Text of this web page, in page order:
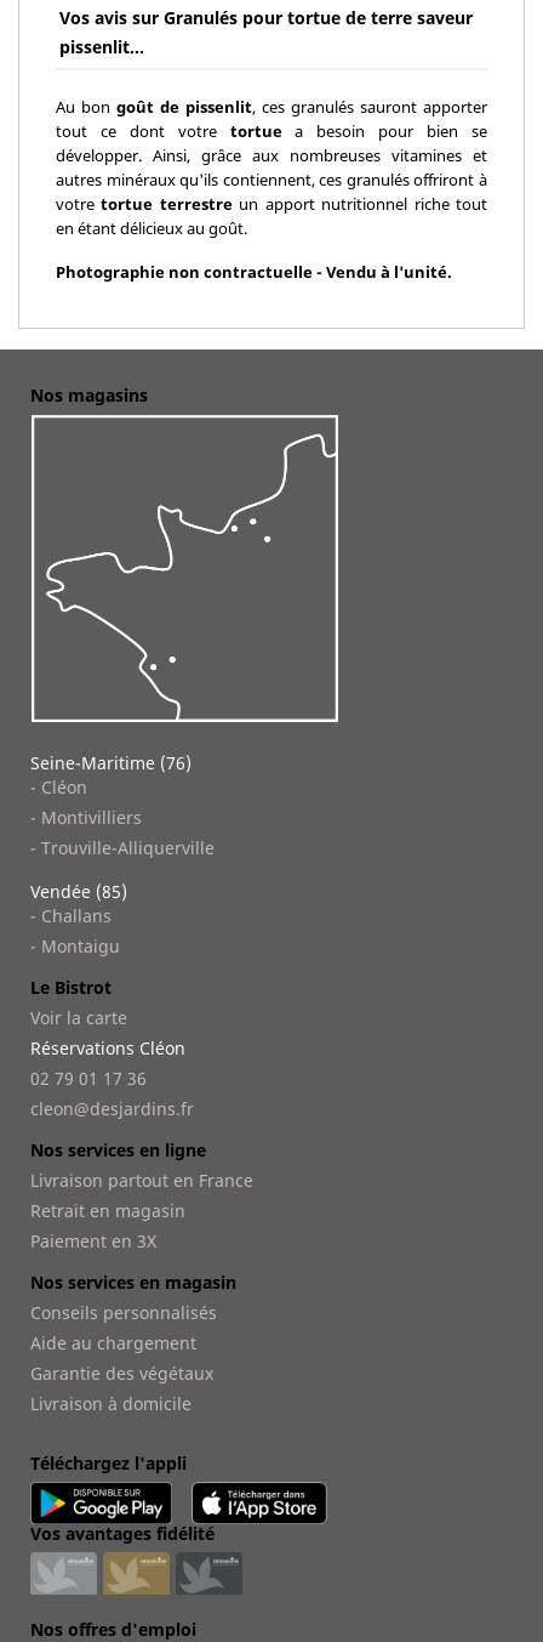
Vos avis sur Granulés pour tortue de terre saveur
pissenlit...
Au bon goût de pissenlit, ces granulés sauront apporter
tout ce dont votre tortuea besoin pour bien se
développer. Ainsi, grâce aux nombreuses vitamines et
autres minéraux qu'ils contiennent, ces granulés offriront à
votretortue terrestreun apport nutritionnel riche tout
en étant délicieux au goût.
Photographie non contractuelle - Vendu à l'unité.
Nos magasins
Seine-Maritime (76)
- Cléon
- Montivilliers
- Trouville-Alliquerville
Vendée (85)
- Challans
- Montaigu
Le Bistrot
Voir la carte
Réservations Cléon
02 79 01 17 36
cleon@desjardins.fr
Nos services en ligne
Livraison partout en France
Retrait en magasin
Paiement en 3X
Nos services en magasin
Conseils personnalisés
Aide au chargement
Garantie des végétaux
Livraison à domicile
Téléchargez l'appli
Vos avantages fidélité
Nos offres d'emploi